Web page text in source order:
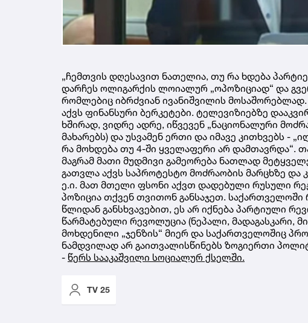
„ჩემთვის დღესავით ნათელია, თუ რა ხდება
დარჩეს ოლიგარქის ლოიალურ „ოპოზიციად“ და
რომლებიც იბრძვიან ივანიშვილის
აქვს ფინანსური ბერკეტები. ტელევიზიებზე
ხშირად, ვიდრე ადრე, იწვევენ „ნაციონალური
მახარებს) და უსვამენ ერთი და იმავე კითხვებს -
რა მოხდება თუ 4-ში ყველაფერი არ დამთავრდა“.
მაგრამ მათი მუდმივი გამეორება ნათლად
გათვლა აქვს საპროტესტო მოძრაობის მარცხზე და
ე.ი. მათ მთელი ფსონი აქვთ დადებული რუსული
პოზიცია თქვენ თვითონ განსაჯეთ. საქართველოში
წლიდან განსხვავებით, ეს არ იქნება პარტიული
წარმატებული რევოლუცია (ნეპალი, მადაგასკარი,
მოხდენილი „ჯენზის“ მიერ და საქართველოშიც
ნამდვილად არ გაითვალისწინებს ზოგიერთი
- წერს სააკაშვილი სოციალურ ქსელში.
TV 25